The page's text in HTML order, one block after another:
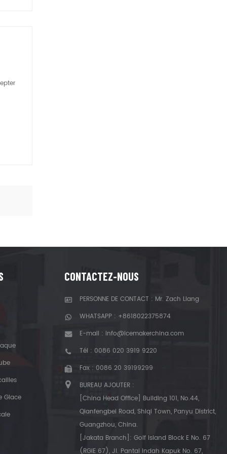
Glace
CONTACTEZ-NOUS
PERSONNE DE CONTACT : Mr. Zach Liang
WHATSAPP : +8618022375874
E-mail : info@icemakerchina.com
Tél : 0086 020 3919 9220
Fax : 0086 20 39199299
BUREAU AJOUTER :
[China Head Office] Building 101, No.44,
Qianfengbei Road, Shiqi Town, Panyu District,
Guangzhou, China.
[Jakata Branch]: Golf Island Block E No. 67
(RGIE 67), Jl. Pantai Indah Kapuk No. 67,